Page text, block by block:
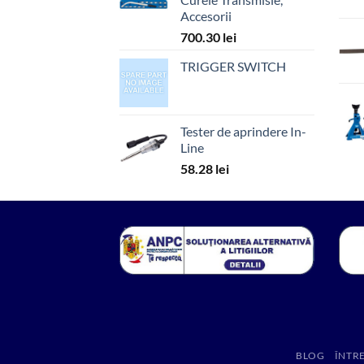
Accesorii
700.30 lei
TRIGGER SWITCH
Tester de aprindere In-
Line
58.28 lei
BLOG